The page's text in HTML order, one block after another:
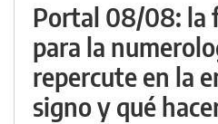
Portal 08/08: la
para la
repercute en la
signo y qué